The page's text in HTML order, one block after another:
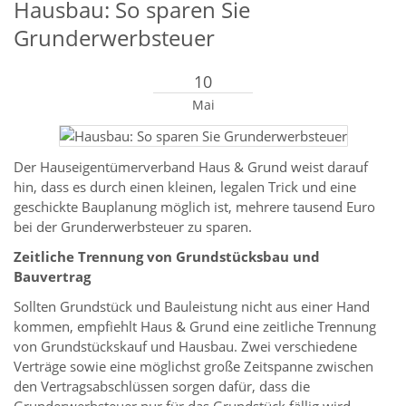
Hausbau: So sparen Sie
Grunderwerbsteuer
10
Mai
Der Hauseigentümerverband Haus & Grund weist darauf
hin, dass es durch einen kleinen, legalen Trick und eine
geschickte Bauplanung möglich ist, mehrere tausend Euro
bei der Grunderwerbsteuer zu sparen.
Zeitliche Trennung von Grundstücksbau und
Bauvertrag
Sollten Grundstück und Bauleistung nicht aus einer Hand
kommen, empfiehlt Haus & Grund eine zeitliche Trennung
von Grundstückskauf und Hausbau. Zwei verschiedene
Verträge sowie eine möglichst große Zeitspanne zwischen
den Vertragsabschlüssen sorgen dafür, dass die